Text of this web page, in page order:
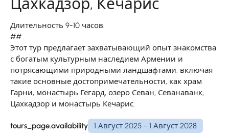
Цахкадзор, Кечарис
Длительность 9-10 часов.
##
Этот тур предлагает захватывающий опыт знакомства
с богатым культурным наследием Армении и
потрясающими природными ландшафтами, включая
такие основные достопримечательности, как храм
Гарни, монастырь Гегард, озеро Севан, Севанаванк,
Цахкадзор и монастырь Кечарис.
tours_page.availability 1 Август 2025 - 1 Август 2028